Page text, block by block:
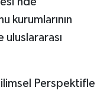
kurumlarının
Perspektifle